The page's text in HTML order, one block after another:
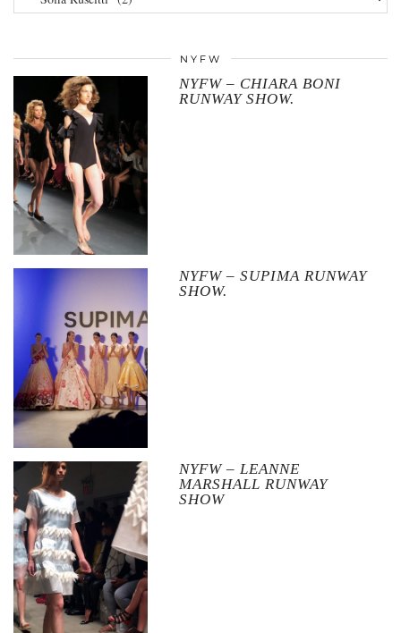
NYFW
NYFW – CHIARA BONI
RUNWAY SHOW.
NYFW – SUPIMA RUNWAY
SHOW.
NYFW – LEANNE
MARSHALL RUNWAY
SHOW